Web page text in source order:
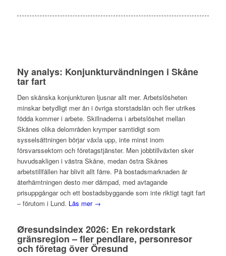
Ny analys: Konjunkturvändningen i Skåne
tar fart
Den skånska konjunkturen ljusnar allt mer. Arbetslösheten
minskar betydligt mer än i övriga storstadslän och fler utrikes
födda kommer i arbete. Skillnaderna i arbetslöshet mellan
Skånes olika delområden krymper samtidigt som
sysselsättningen börjar växla upp, inte minst inom
försvarssektorn och företagstjänster. Men jobbtillväxten sker
huvudsakligen i västra Skåne, medan östra Skånes
arbetstillfällen har blivit allt färre. På bostadsmarknaden är
återhämtningen desto mer dämpad, med avtagande
prisuppgångar och ett bostadsbyggande som inte riktigt tagit fart
– förutom i Lund. Läs mer →
Øresundsindex 2026: En rekordstark
gränsregion – fler pendlare, personresor
och företag över Öresund